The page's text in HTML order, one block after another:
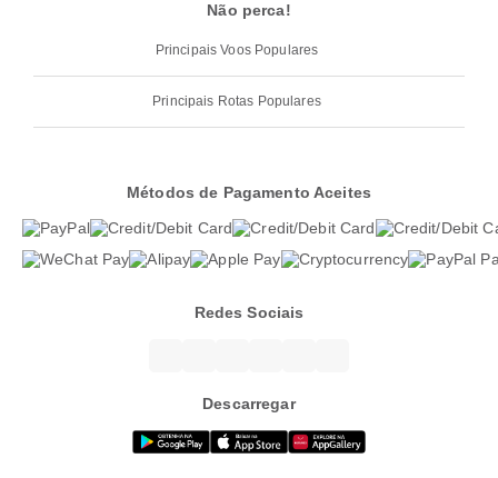
Não perca!
Principais Voos Populares
Principais Rotas Populares
Métodos de Pagamento Aceites
Redes Sociais
Descarregar